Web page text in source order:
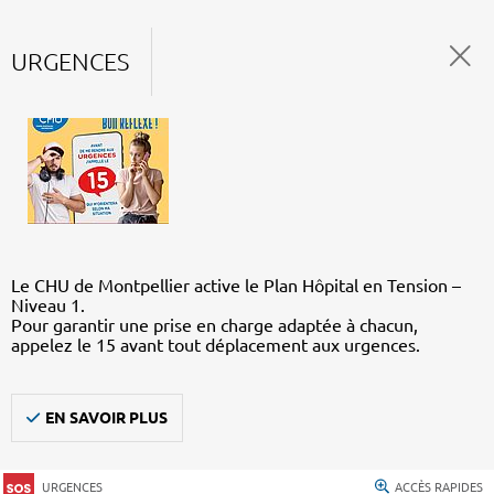
URGENCES
Le CHU de Montpellier active le Plan Hôpital en Tension –
Niveau 1.
Pour garantir une prise en charge adaptée à chacun,
appelez le 15 avant tout déplacement aux urgences.
EN SAVOIR PLUS
URGENCES ACCÈS RAPIDES